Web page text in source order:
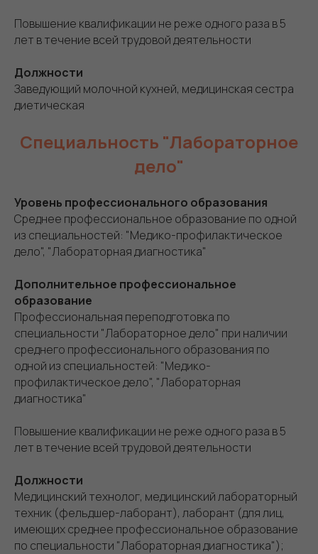
Повышение квалификации не реже одного раза в 5
лет в течение всей трудовой деятельности
Должности
Заведующий молочной кухней, медицинская сестра
диетическая
Специальность "Лабораторное
дело"
Уровень профессионального образования
Среднее профессиональное образование по одной
из специальностей: "Медико-профилактическое
дело", "Лабораторная диагностика"
Дополнительное профессиональное
образование
Профессиональная переподготовка по
специальности "Лабораторное дело" при наличии
среднего профессионального образования по
одной из специальностей: "Медико-
профилактическое дело", "Лабораторная
диагностика"
Повышение квалификации не реже одного раза в 5
лет в течение всей трудовой деятельности
Должности
Медицинский технолог, медицинский лабораторный
техник (фельдшер-лаборант), лаборант (для лиц,
имеющих среднее профессиональное образование
по специальности "Лабораторная диагностика");